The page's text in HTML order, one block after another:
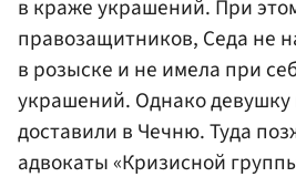
в краже украшений. При
правозащитников, Седа не
в розыске и не имела при
украшений. Однако девушку
доставили в Чечню. Туда
адвокаты «Кризисной